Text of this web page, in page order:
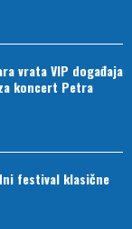
vrata VIP događaja
koncert Petra
festival klasične